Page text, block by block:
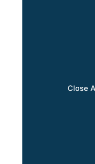
Close